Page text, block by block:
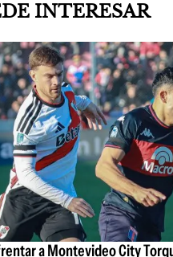
INTERESAR
a Montevideo City